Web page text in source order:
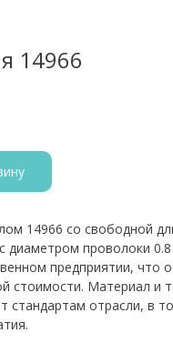
14966
14966 со свободной
диаметром проволоки
предприятии, что
стоимости. Материал и
стандартам отрасли, в